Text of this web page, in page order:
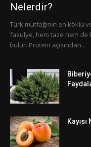
Nelerdir?
Türk mutfağının en köklü
fasulye, hem taze hem
bulur. Protein açısından...